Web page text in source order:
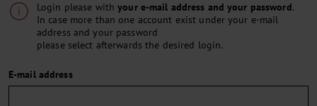
Login please withyour e-mail address and your password.
In case more than one account exist under your e-mail
address and your password
please select afterwards the desired login.
E-mail address